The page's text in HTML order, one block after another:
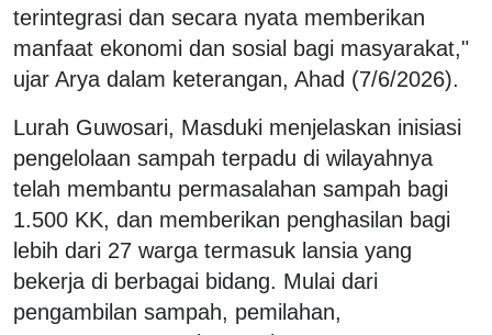
terintegrasi dan secara nyata memberikan
manfaat ekonomi dan sosial bagi masyarakat,"
ujar Arya dalam keterangan, Ahad (7/6/2026).
Lurah Guwosari, Masduki menjelaskan inisiasi
pengelolaan sampah terpadu di wilayahnya
telah membantu permasalahan sampah bagi
1.500 KK, dan memberikan penghasilan bagi
lebih dari 27 warga termasuk lansia yang
bekerja di berbagai bidang. Mulai dari
pengambilan sampah, pemilahan,